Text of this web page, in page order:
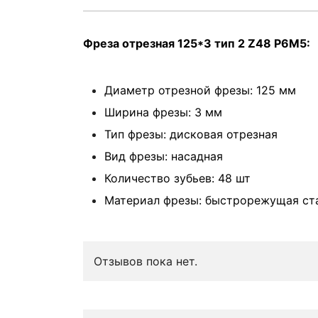
Фреза отрезная 125*3 тип 2 Z48 Р6М5:
Диаметр отрезной фрезы: 125 мм
Ширина фрезы: 3 мм
Тип фрезы: дисковая отрезная
Вид фрезы: насадная
Количество зубьев: 48 шт
Материал фрезы: быстрорежущая
Отзывов пока нет.